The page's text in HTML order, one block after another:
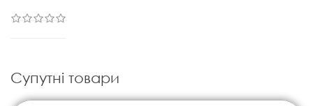
Супутні товари